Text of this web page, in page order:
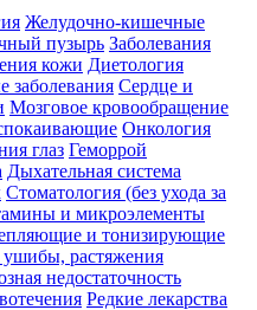
Желудочно-кишечные
пузырь Заболевания
кожи Диетология
Сердце и
Мозговое кровообращение
Онкология
глаз Геморрой
Дыхательная система
Стоматология (без ухода за
и микроэлементы
и тонизирующие
растяжения
недостаточность
Редкие лекарства